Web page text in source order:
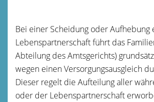
Bei einer Scheidung oder Aufhebung
Lebenspartnerschaft führt das
Abteilung des Amtsgerichts)
wegen einen Versorgungsausgleich
Dieser regelt die Aufteilung aller
oder der Lebenspartnerschaft